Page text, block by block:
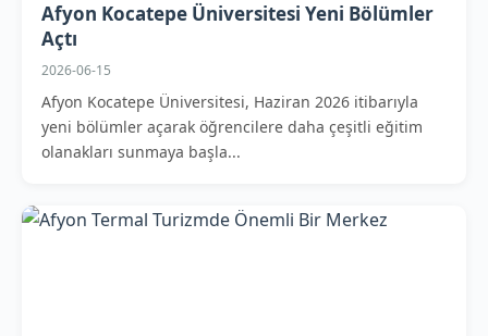
Afyon Kocatepe Üniversitesi Yeni Bölümler
Açtı
2026-06-15
Afyon Kocatepe Üniversitesi, Haziran 2026 itibarıyla
yeni bölümler açarak öğrencilere daha çeşitli eğitim
olanakları sunmaya başla...